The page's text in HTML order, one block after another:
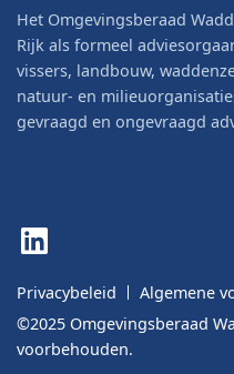
Het Omgevingsberaad
Rijk als formeel
vissers, landbouw,
natuur- en
gevraagd en ongevraagd
LinkedIn
Privacybeleid
Algemene
©2025 Omgevingsberaad
voorbehouden.